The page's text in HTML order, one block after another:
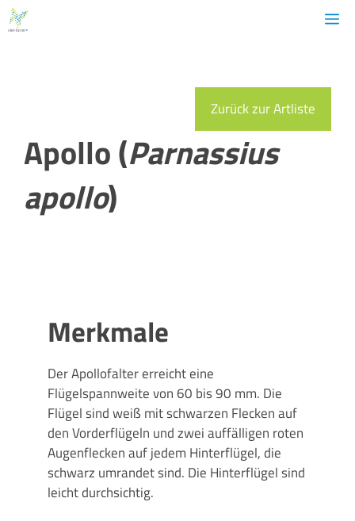
Zum
Inhalt
Zurück zur Artliste
Apollo (Parnassius
apollo)
Merkmale
Der Apollofalter erreicht eine
Flügelspannweite von 60 bis 90 mm. Die
Flügel sind weiß mit schwarzen Flecken auf
den Vorderflügeln und zwei auffälligen roten
Augenflecken auf jedem Hinterflügel, die
schwarz umrandet sind. Die Hinterflügel sind
leicht durchsichtig.